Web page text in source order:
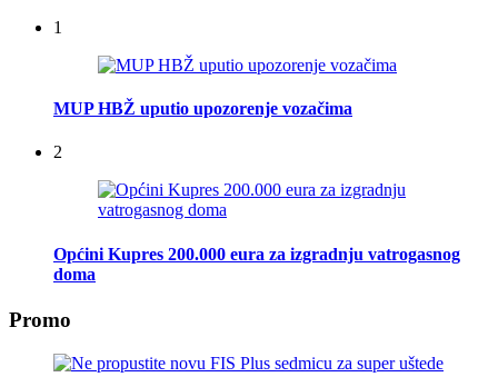
1
MUP HBŽ uputio upozorenje vozačima
2
Općini Kupres 200.000 eura za izgradnju vatrogasnog
doma
Promo